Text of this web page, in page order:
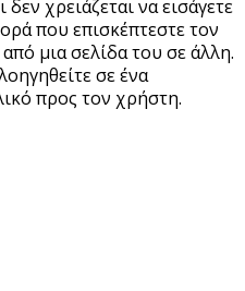
χρειάζεται να εισάγετε
που επισκέπτεστε τον
μια σελίδα του σε άλλη.
σε ένα
προς τον χρήστη.